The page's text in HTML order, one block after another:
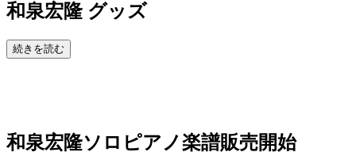
和泉宏隆 グッズ
続きを読む
和泉宏隆ソロピアノ楽譜販売開始